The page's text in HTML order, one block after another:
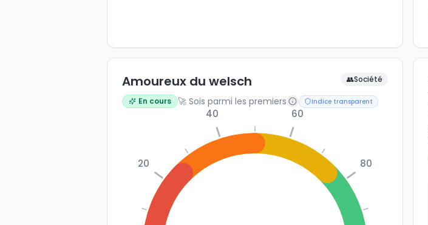
Amoureux du welsch 👥Société
En cours 🚀 Sois parmi les premiers Indice transparent
20
40 60
80